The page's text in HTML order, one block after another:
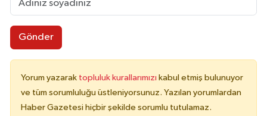
Gönder
Yorum yazarak topluluk kurallarımızı kabul etmiş bulunuyor
ve tüm sorumluluğu üstleniyorsunuz. Yazılan yorumlardan
Haber Gazetesi hiçbir şekilde sorumlu tutulamaz.